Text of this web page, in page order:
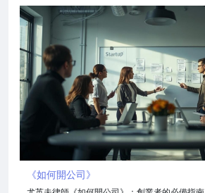
《如何開公司》